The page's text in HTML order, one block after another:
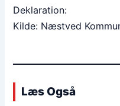
Deklaration:
Kilde: Næstved
Læs Også